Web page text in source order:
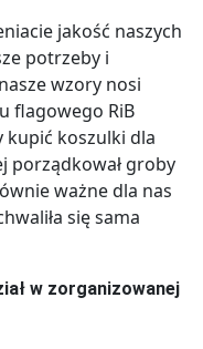
jakość naszych
potrzeby i
wzory nosi
flagowego RiB
kupić koszulki dla
porządkował groby
ważne dla nas
się sama
w zorganizowanej